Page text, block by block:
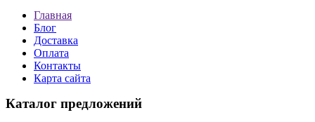
Главная
Блог
Доставка
Оплата
Контакты
Карта сайта
Каталог предложений